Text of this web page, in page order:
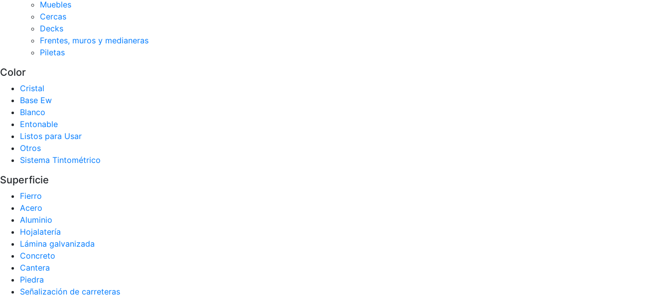
Muebles
Cercas
Decks
Frentes, muros y medianeras
Piletas
Color
Cristal
Base Ew
Blanco
Entonable
Listos para Usar
Otros
Sistema Tintométrico
Superficie
Fierro
Acero
Aluminio
Hojalatería
Lámina galvanizada
Concreto
Cantera
Piedra
Señalización de carreteras